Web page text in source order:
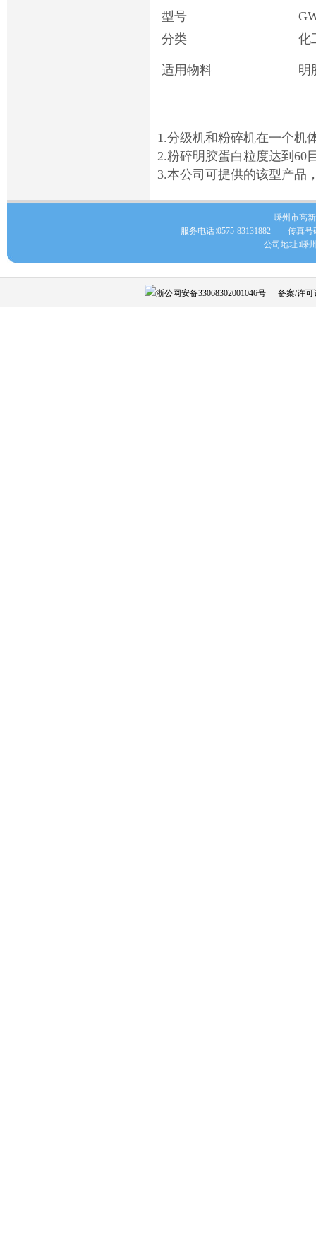
型号
分类
化
适用物料 明
1.分级机和粉碎机在一个机
2.粉碎明胶蛋白粒度达到60
3.本公司可提供的该型产品
嵊州市高
服务电话∶0575-83131882 传真号
公司地址∶
浙公网安备33068302001046号 备案/许可